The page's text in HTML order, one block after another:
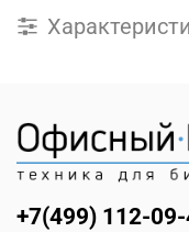
+7(499) 112-